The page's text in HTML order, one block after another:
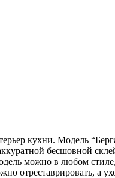
кухни. Модель
бесшовной
можно в любом
отреставрировать, а